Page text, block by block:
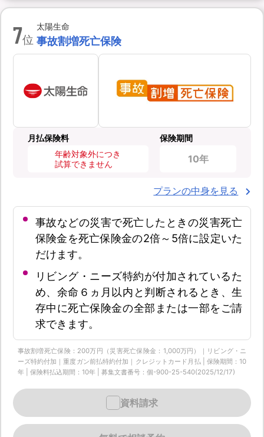
7位
太陽生命
事故割増死亡保険
月払保険料
年齢対象外につき
試算できません
保険期間
10年
プランの中身を見る
事故などの災害で死亡したときの災害死亡
保険金を死亡保険金の2倍～5倍に設定いた
だけます。
リビング・ニーズ特約が付加されているた
め、余命６ヵ月以内と判断されるとき、生
存中に死亡保険金の全部または一部をご請
求できます。
事故割増死亡保険：200万円（災害死亡保険金：1,000万円）｜リビング・ニ
ーズ特約付加｜重度ガン前払特約付加｜クレジットカード月払 | 保険期間：10
年 | 保険料払込期間：10年 | 募集文書番号：個-900-25-540(2025/12/17)
資料請求